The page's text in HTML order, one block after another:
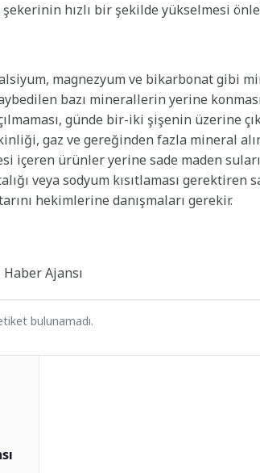
hızlı bir şekilde yükselmesi
magnezyum ve bikarbonat gibi
bazı minerallerin yerine
günde bir-iki şişenin üzerine
gaz ve gereğinden fazla mineral
içeren ürünler yerine sade maden
veya sodyum kısıtlaması gerektiren
hekimlerine danışmaları gerekir.
Haber Ajansı
bulunamadı.